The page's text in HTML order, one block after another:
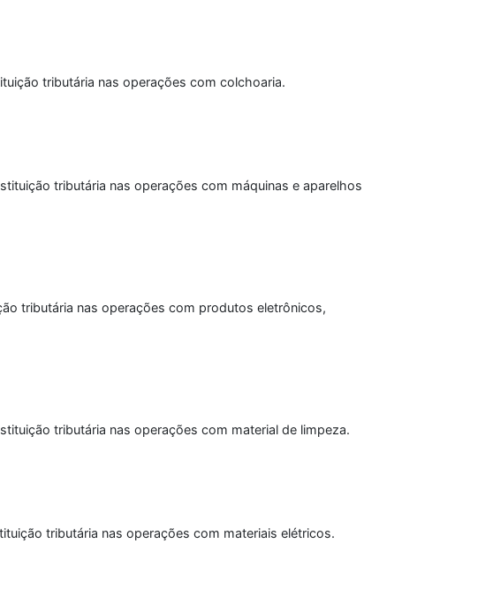
tributária nas operações com colchoaria.
tributária nas operações com máquinas e aparelhos
tributária nas operações com produtos eletrônicos,
tributária nas operações com material de limpeza.
tributária nas operações com materiais elétricos.